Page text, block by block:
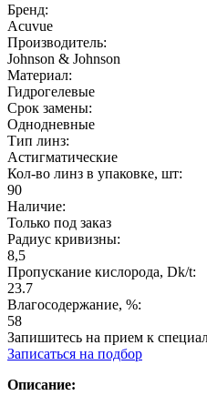
Бренд:
Acuvue
Производитель:
Johnson & Johnson
Материал:
Гидрогелевые
Срок замены:
Однодневные
Тип линз:
Астигматические
Кол-во линз в упаковке, шт:
90
Наличие:
Только под заказ
Радиус кривизны:
8,5
Пропускание кислорода, Dk/t:
23.7
Влагосодержание, %:
58
Запишитесь на прием к
Записаться на подбор
Описание: